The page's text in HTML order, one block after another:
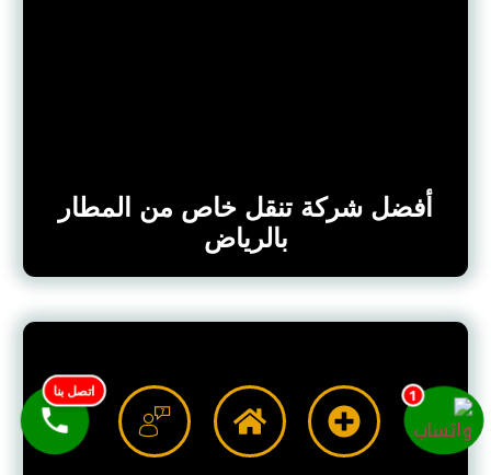
أفضل شركة تنقل خاص من المطار
بالرياض